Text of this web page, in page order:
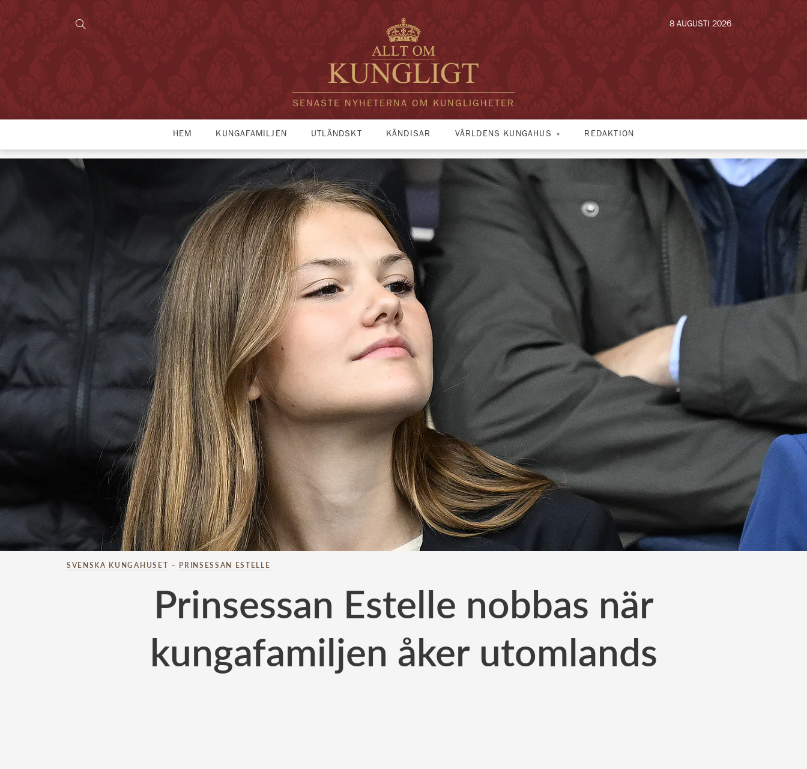
SENASTE NYHETERNA OM KUNGLIGHETER
8 AUGUSTI 2026
HEM KUNGAFAMILJEN UTLÄNDSKT KÄNDISAR VÄRLDENS KUNGAHUS REDAKTION
SVENSKA KUNGAHUSET – PRINSESSAN ESTELLE
Prinsessan Estelle nobbas när
kungafamiljen åker utomlands